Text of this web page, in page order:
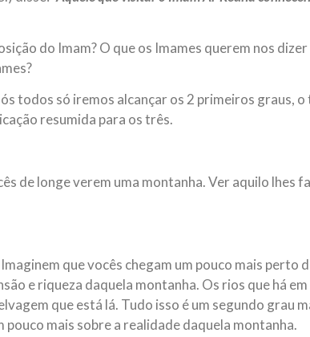
do Imam? O que os Imames querem nos
todos só iremos alcançar os 2 primeiros graus,
resumida para os três.
de longe verem uma montanha. Ver aquilo lhes
que vocês chegam um pouco mais perto
e riqueza daquela montanha. Os rios que há em
que está lá. Tudo isso é um segundo grau
mais sobre a realidade daquela montanha.